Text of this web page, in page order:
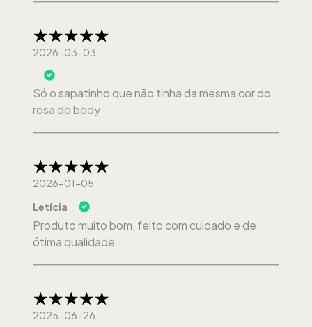
2026-03-03
Só o sapatinho que não tinha da mesma cor do
rosa do body
2026-01-05
Letícia
Produto muito bom, feito com cuidado e de
ótima qualidade
2025-06-26